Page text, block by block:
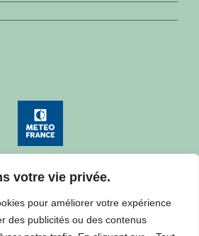
votre vie privée.
pour améliorer votre expérience
des publicités ou des contenus